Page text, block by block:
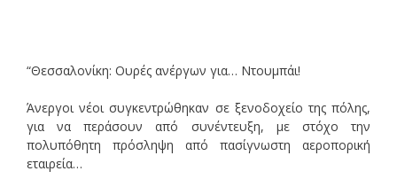
“Θεσσαλονίκη: Ουρές ανέργων για… Ντουμπάι!
Άνεργοι νέοι συγκεντρώθηκαν σε ξενοδοχείο της πόλης,
για να περάσουν από συνέντευξη, με στόχο την
πολυπόθητη πρόσληψη από πασίγνωστη αεροπορική
εταιρεία…